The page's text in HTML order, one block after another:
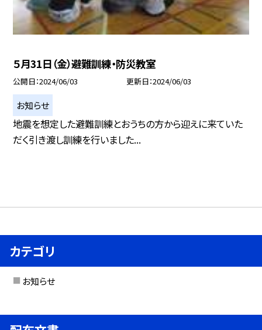
５月31日（金）避難訓練・防災教室
公開日 2024/06/03 更新日 2024/06/03
お知らせ
地震を想定した避難訓練とおうちの方から迎えに来ていた
だく引き渡し訓練を行いました...
カテゴリ
お知らせ